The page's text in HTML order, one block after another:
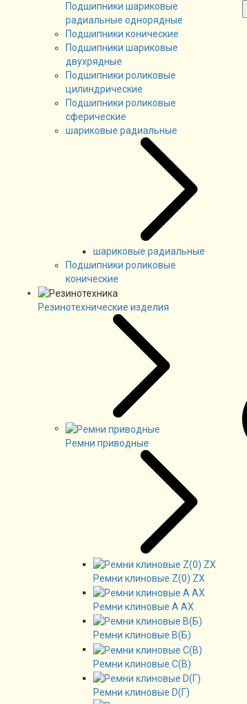
Подшипники шариковые
радиальные однорядные
Подшипники конические
Подшипники шариковые
двухрядные
Подшипники роликовые
цилиндрические
Подшипники роликовые
сферические
шариковые радиальные
шариковые радиальные
Подшипники роликовые
конические
Резинотехнические изделия
Ремни приводные
Ремни клиновые Z(0) ZX
Ремни клиновые А AX
Ремни клиновые В(Б)
Ремни клиновые C(B)
Ремни клиновые D(Г)